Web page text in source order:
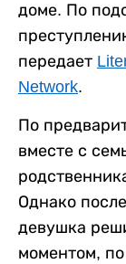
доме. По
передает
Network.
По
вместе с
Однако
девушка
моментом,